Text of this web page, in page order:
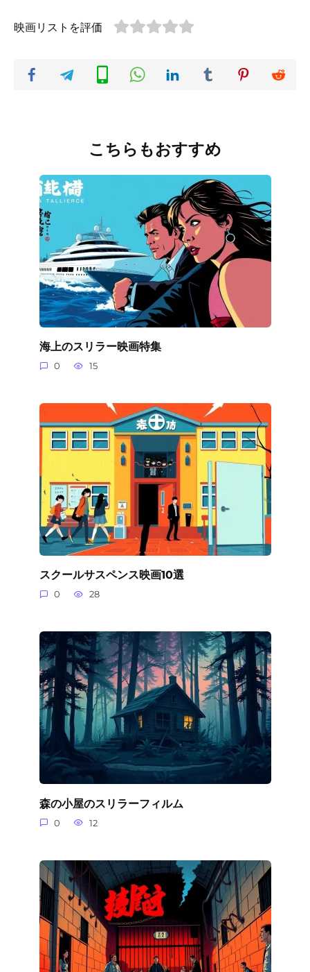
映画リストを評価
こちらもおすすめ
海上のスリラー映画特集
0 15
スクールサスペンス映画10選
0 28
森の小屋のスリラーフィルム
0 12